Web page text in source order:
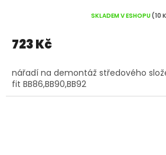
SKLADEM V ESHOPU(10
723 Kč
nářadí na demontáž středového
fit BB86,BB90,BB92